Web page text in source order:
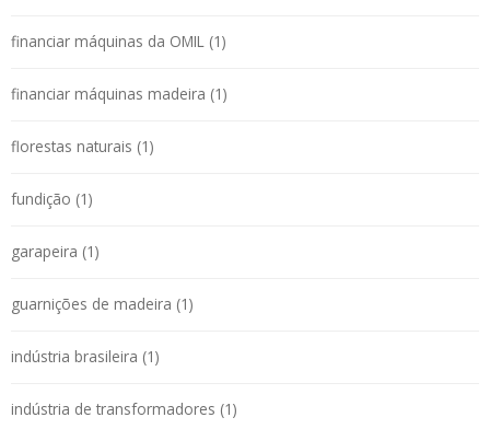
financiar máquinas da OMIL (1)
financiar máquinas madeira (1)
florestas naturais (1)
fundição (1)
garapeira (1)
guarnições de madeira (1)
indústria brasileira (1)
indústria de transformadores (1)